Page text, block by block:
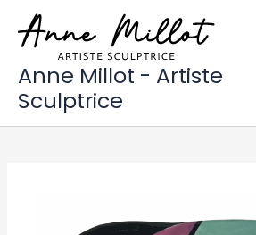
contenu
Anne Millot - Artiste
Sculptrice